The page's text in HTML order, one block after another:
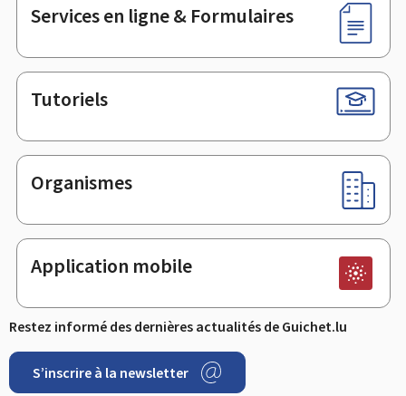
Services en ligne & Formulaires
Tutoriels
Organismes
Application mobile
Restez informé des dernières actualités de Guichet.lu
S’inscrire à la newsletter